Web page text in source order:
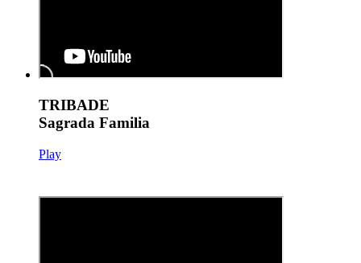
TRIBADE
Sagrada Familia
Play